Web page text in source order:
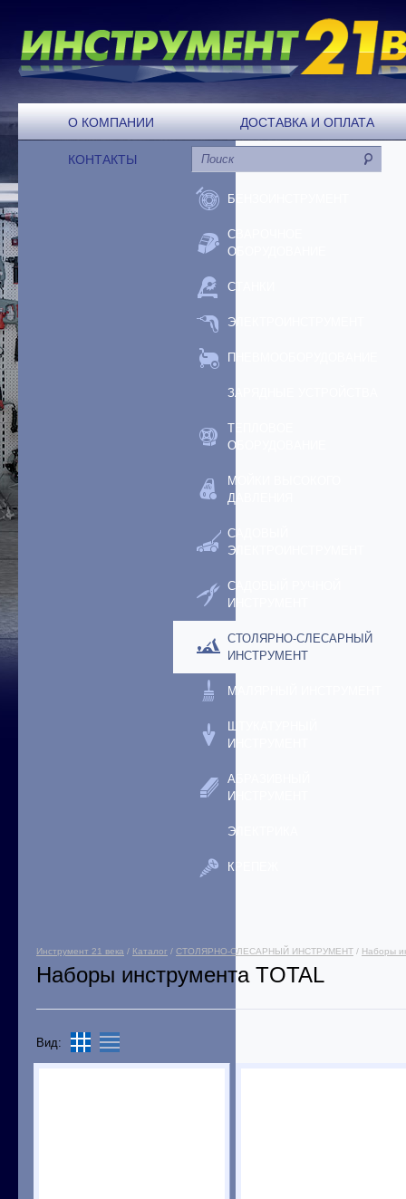
О КОМПАНИИ ДОСТАВКА И ОПЛАТА
КОНТАКТЫ
БЕНЗОИНСТРУМЕНТ
СВАРОЧНОЕ
ОБОРУДОВАНИЕ
СТАНКИ
ЭЛЕКТРОИНСТРУМЕНТ
ПНЕВМООБОРУДОВАНИЕ
ЗАРЯДНЫЕ УСТРОЙСТВА
ТЕПЛОВОЕ
ОБОРУДОВАНИЕ
МОЙКИ ВЫСОКОГО
ДАВЛЕНИЯ
САДОВЫЙ
ЭЛЕКТРОИНСТРУМЕНТ
САДОВЫЙ РУЧНОЙ
ИНСТРУМЕНТ
СТОЛЯРНО-СЛЕСАРНЫЙ
ИНСТРУМЕНТ
МАЛЯРНЫЙ ИНСТРУМЕНТ
ШТУКАТУРНЫЙ
ИНСТРУМЕНТ
АБРАЗИВНЫЙ
ИНСТРУМЕНТ
ЭЛЕКТРИКА
КРЕПЕЖ
Инструмент 21 века / Каталог / СТОЛЯРНО-СЛЕСАРНЫЙ ИНСТРУМЕНТ / Наборы
Наборы инструмента TOTAL
Вид: